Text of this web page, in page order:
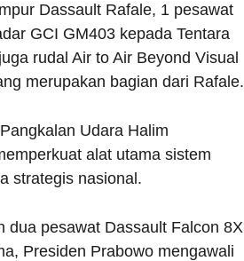
Dassault Rafale, 1 pesawat
GCI GM403 kepada Tentara
rudal Air to Air Beyond Visual
merupakan bagian dari Rafale.
Udara Halim
alat utama sistem
strategis nasional.
dua pesawat Dassault Falcon 8X
Presiden Prabowo mengawali